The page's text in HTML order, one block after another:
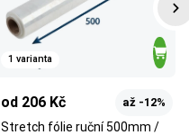
1 varianta
od 206 Kč až -12%
Stretch fólie ruční 500mm /